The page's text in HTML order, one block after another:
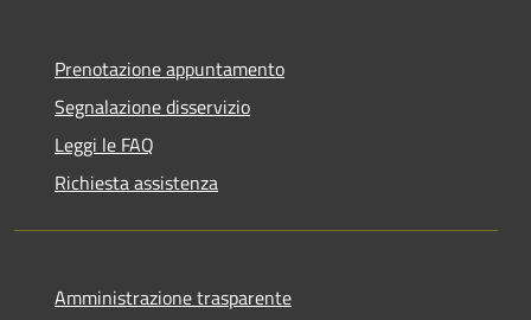
Prenotazione appuntamento
Segnalazione disservizio
Leggi le FAQ
Richiesta assistenza
Amministrazione trasparente